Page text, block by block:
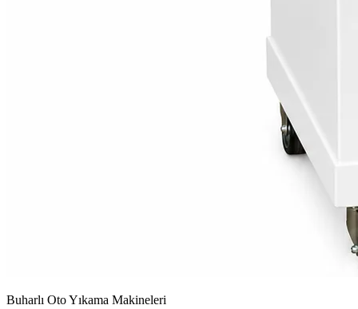
Buharlı Oto Yıkama Makineleri